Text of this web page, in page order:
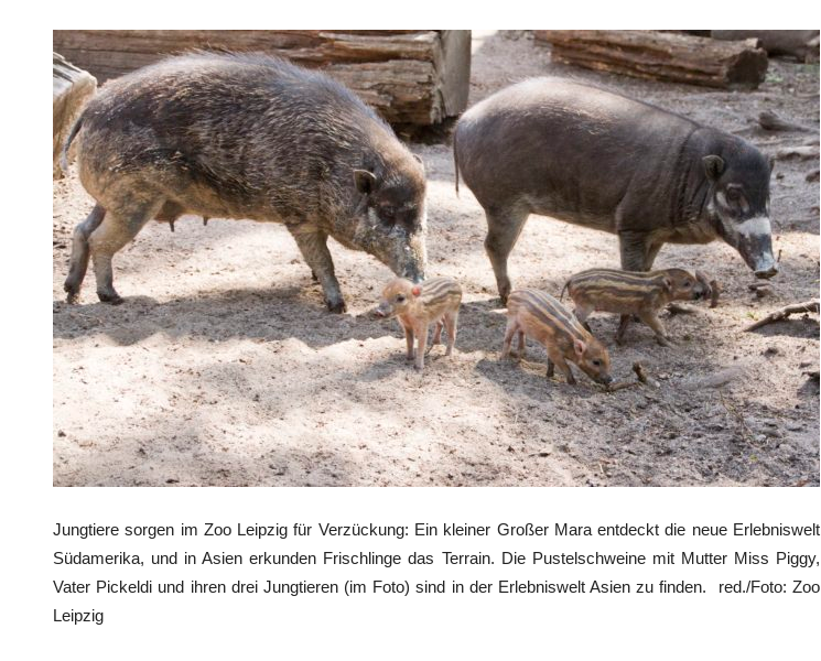
Jungtiere sorgen im Zoo Leipzig für Verzückung: Ein kleiner Großer Mara entdeckt die neue Erlebniswelt
Südamerika, und in Asien erkunden Frischlinge das Terrain. Die Pustelschweine mit Mutter Miss Piggy,
Vater Pickeldi und ihren drei Jungtieren (im Foto) sind in der Erlebniswelt Asien zu finden. red./Foto: Zoo
Leipzig